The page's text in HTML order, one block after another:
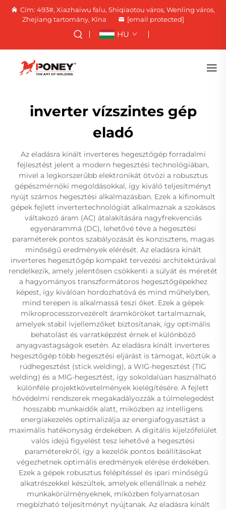
Cím: 493#, Xiazhaiwu falu, Shiqiaotou város, Wenling város,
Zhejiang tartomány, Kína
[email protected]
HU
inverter vízszintes gép
eladó
Az eladásra kínált inverteres hegesztőgép forradalmi
fejlesztést jelent a modern hegesztési technológiában,
mivel a legkorszerűbb elektronikát ötvözi a robusztus
gépészmérnöki megoldásokkal, így kiváló teljesítményt
nyújt számos hegesztési alkalmazásban. Ezek a kifinomult
gépek fejlett invertertechnológiát alkalmaznak a szokásos
váltakozó áram (AC) átalakítására nagyfrekvenciás
egyenárammá (DC), lehetővé téve a hegesztési
paraméterek pontos szabályozását és konzisztens, magas
minőségű eredmények elérését. Az eladásra kínált
inverteres hegesztőgép kompakt tervezési architektúrával
rendelkezik, amely jelentősen csökkenti a súlyát és méretét
a hagyományos transzformátoros hegesztőgépekhez
képest, így kiválóan hordozhatóvá és mind műhelyben,
mind terepen is alkalmassá teszi őket. Ezek a gépek
mikroprocesszorvezérelt áramköröket tartalmaznak,
amelyek stabil ívjellemzőket biztosítanak, így optimális
behatolást és varratképzést érnek el különböző
anyagvastagságok esetén. Az eladásra kínált inverteres
hegesztőgép több hegesztési eljárást is támogat, köztük a
rúdhegesztést (stick welding), a WIG-hegesztést (TIG
welding) és a MIG-hegesztést, így sokoldalúan használható
különféle projektkövetelmények kielégítésére. A fejlett
hővédelmi rendszerek megakadályozzák a túlmelegedést
hosszabb munkaidők alatt, miközben az intelligens
energiakezelés optimalizálja az energiafogyasztást a
maximális hatékonyság érdekében. A digitális kijelzőfelület
valós idejű figyelést tesz lehetővé a hegesztési
paraméterekről, így a kezelők pontos beállításokat
végezhetnek optimális eredmények elérése érdekében.
Ezek a gépek robusztus felépítéssel és ipari minőségű
alkatrészekkel készültek, amelyek ellenállnak a nehéz
munkakörülményeknek, miközben folyamatosan
megbízható teljesítményt nyújtanak. Az eladásra kínált